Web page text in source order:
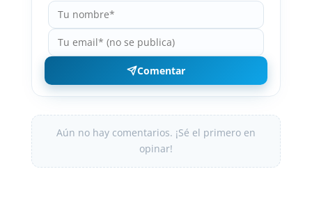
Comentar
Aún no hay comentarios. ¡Sé el primero en
opinar!